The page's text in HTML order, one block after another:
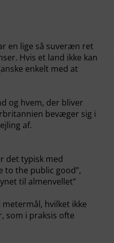
en lige så suveræn ret
Hvis et land ikke kan
enkelt med at
og hvem, der bliver
bevæger sig i
af.
det typisk med
to the public good”,
til almenvellet”
hvilket ikke
som i praksis ofte